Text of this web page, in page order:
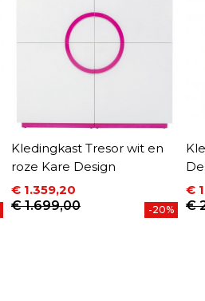
Kledingkast Tresor wit en
roze Kare Design
Prijs
€ 1.359,20
Normale prijs
€ 1.699,00 -20%
€
€